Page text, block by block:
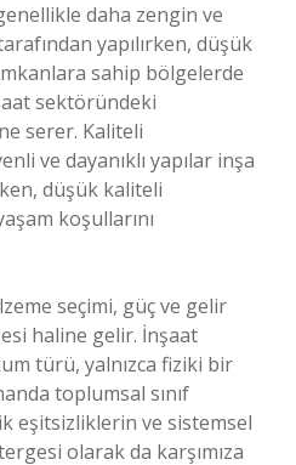
daha zengin ve
yapılırken, düşük
sahip bölgelerde
sektöründeki
serer. Kaliteli
ve dayanıklı yapılar inşa
düşük kaliteli
koşullarını
seçimi, güç ve gelir
haline gelir. İnşaat
türü, yalnızca fiziki bir
toplumsal sınıf
eşitsizliklerin ve sistemsel
olarak da karşımıza